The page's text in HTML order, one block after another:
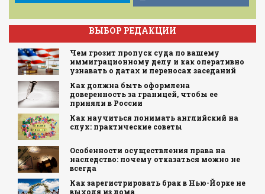
ВЫБОР РЕДАКЦИИ
Чем грозит пропуск суда по вашему
иммиграционному делу и как оперативно
узнавать о датах и переносах заседаний
Как должна быть оформлена
доверенность за границей, чтобы ее
приняли в России
Как научиться понимать английский на
слух: практические советы
Особенности осуществления права на
наследство: почему отказаться можно не
всегда
Как зарегистрировать брак в Нью-Йорке не
выходя из дома